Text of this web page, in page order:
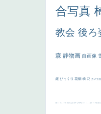
合写真
教会 後ろ
森 静物画 自画像
厳 びっくり 花畑 橋 花 カメラ
画質 last ヴィーナス 剣 白人少女 食事中 山本芳翠 麦 alciato ハーレム 女神 ローマ教皇 奥行き